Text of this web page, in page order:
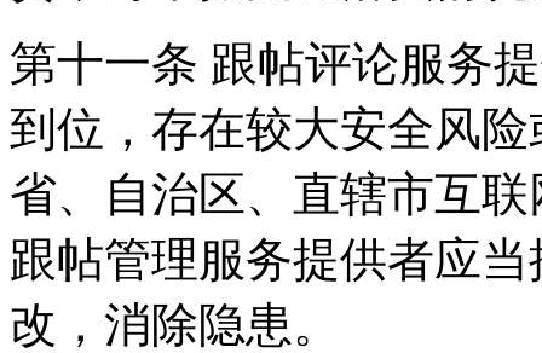
第十一条 跟帖评论服务
到位，存在较大安全风
省、自治区、直辖市互
跟帖管理服务提供者应
改，消除隐患。